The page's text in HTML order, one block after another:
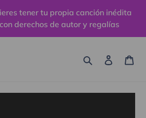
tener tu propia canción inédita
derechos de autor y regalías
Buscar